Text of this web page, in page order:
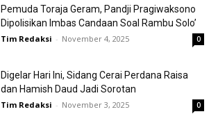
Pemuda Toraja Geram, Pandji Pragiwaksono
Dipolisikan Imbas Candaan Soal Rambu Solo’
Tim Redaksi - November 4, 2025 0
Digelar Hari Ini, Sidang Cerai Perdana Raisa
dan Hamish Daud Jadi Sorotan
Tim Redaksi - November 3, 2025 0